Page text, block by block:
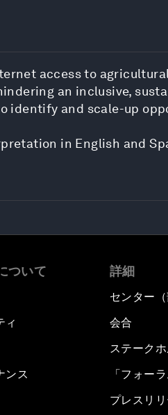
access to
an inclusive,
identify and scale-up
in English and
ついて
ィ
ンス
詳細
センター（
会合
ステーク
「フォー
プレスリリ